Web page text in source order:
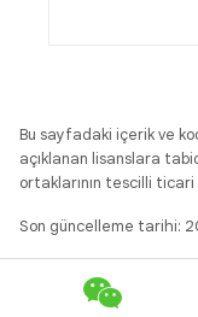
Bu sayfadaki içerik ve
açıklanan lisanslara
ortaklarının tescilli ticari
Son güncelleme tarihi: